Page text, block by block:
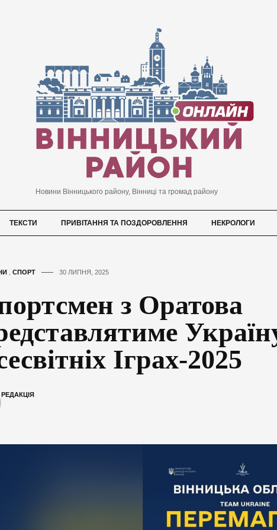
Новини Вінницького району, Вінниці та громад району
ТЕКСТИ ПРИВІТАННЯ ТА ПОЗДОРОВЛЕННЯ НЕКРОЛОГИ
, СПОРТ 30 ЛИПНЯ, 2025
з Оратова
Іграх-2025
РЕДАКЦІЯ